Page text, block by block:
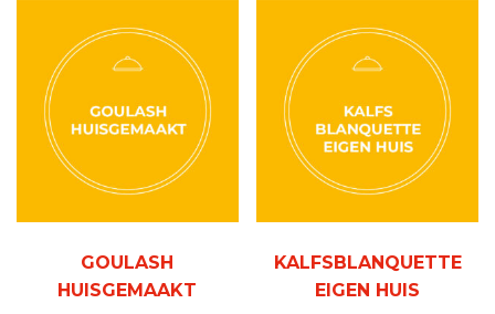
GOULASH
HUISGEMAAKT
KALFSBLANQUETTE
EIGEN HUIS